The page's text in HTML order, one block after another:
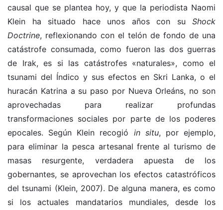
causal que se plantea hoy, y que la periodista Naomi
Klein ha situado hace unos años con su Shock
Doctrine, reflexionando con el telón de fondo de una
catástrofe consumada, como fueron las dos guerras
de Irak, es si las catástrofes «naturales», como el
tsunami del Índico y sus efectos en Skri Lanka, o el
huracán Katrina a su paso por Nueva Orleáns, no son
aprovechadas para realizar profundas
transformaciones sociales por parte de los poderes
epocales. Según Klein recogió in situ, por ejemplo,
para eliminar la pesca artesanal frente al turismo de
masas resurgente, verdadera apuesta de los
gobernantes, se aprovechan los efectos catastróficos
del tsunami (Klein, 2007). De alguna manera, es como
si los actuales mandatarios mundiales, desde los